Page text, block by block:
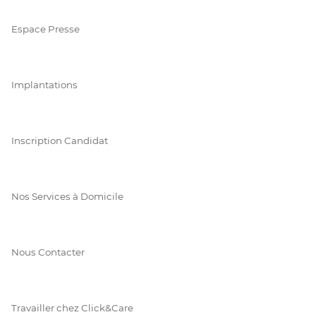
Espace Presse
Implantations
Inscription Candidat
Nos Services à Domicile
Nous Contacter
Travailler chez Click&Care